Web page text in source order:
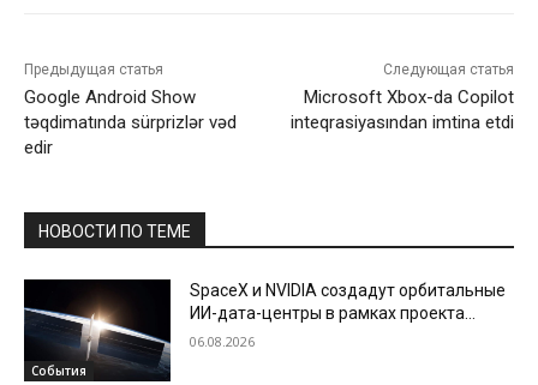
Предыдущая статья
Google Android Show
təqdimatında sürprizlər vəd
edir
Следующая статья
Microsoft Xbox-da Copilot
inteqrasiyasından imtina etdi
НОВОСТИ ПО ТЕМЕ
События
SpaceX и NVIDIA создадут орбитальные
ИИ-дата-центры в рамках проекта
Starmind
06.08.2026